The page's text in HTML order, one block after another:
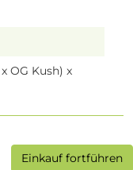
OG Kush) x
Einkauf fortführen